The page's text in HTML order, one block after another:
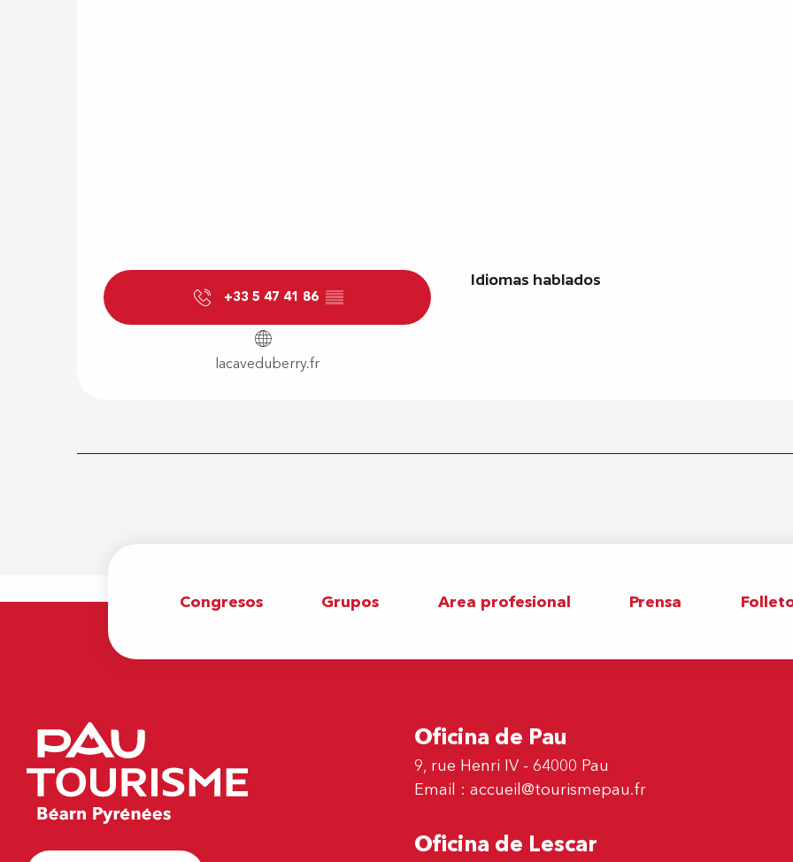
+33 5 47 41 86 ▒▒
lacaveduberry.fr
Idiomas hablados
Idiomas hablados
Congresos Grupos Area profesional Prensa
Oficina de Pau
9, rue Henri IV - 64000 Pau
Email : accueil@tourismepau.fr
Oficina de Lescar